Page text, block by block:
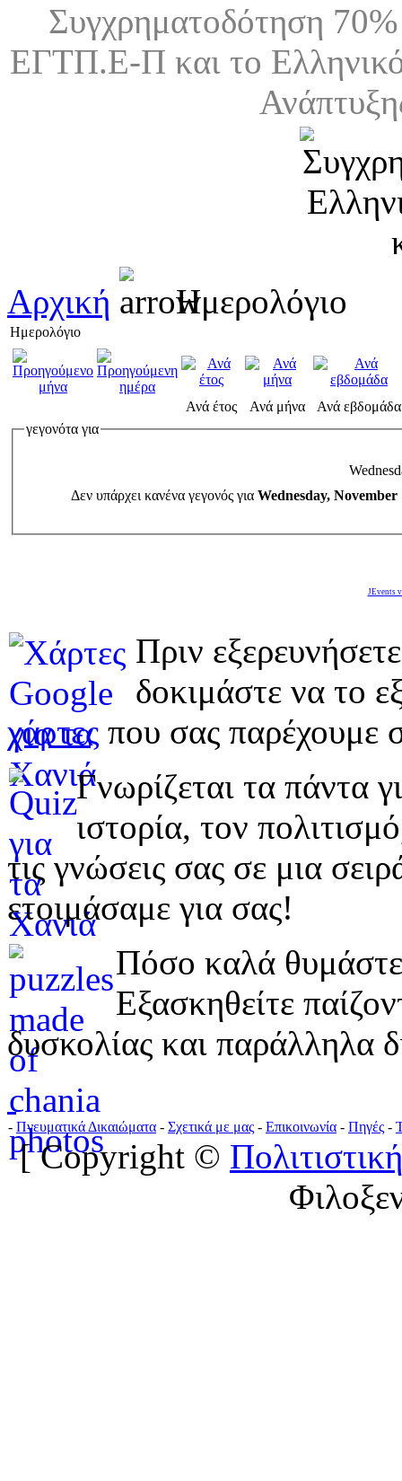
Συγχρηματοδότηση
ΕΓΤΠ.Ε-Π και το
Αρχική Ημερολόγιο
Ημερολόγιο
Ανά έτος Ανά μήνα
Ανά εβδομάδα
γεγονότα για
Δεν υπάρχει κανένα γεγονός για Wednesday, November
JEvents
Πριν
δοκιμάστε να το
χάρτες που σας παρέχουμε
Γνωρίζεται τα πάντα
ιστορία, τον
τις γνώσεις σας σε μια
ετοιμάσαμε για σας!
Πόσο καλά
Εξασκηθείτε
δυσκολίας και παράλληλα
- Πνευματικά Δικαιώματα - Σχετικά με μας - Επικοινωνία - Πηγές -
[ Copyright ©